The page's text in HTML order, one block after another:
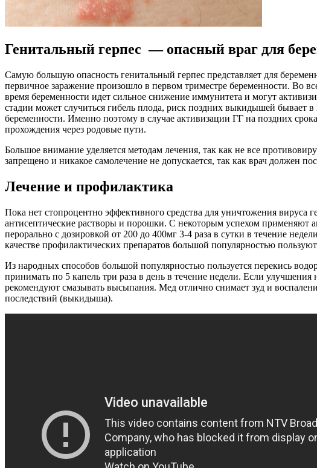
Генитальный герпес — опасный враг для
Самую большую опасность генитальный герпес представляет для
первичное заражение произошло в первом триместре беременности. Во
время беременности идет сильное снижение иммунитета и могут
стадии может случиться гибель плода, риск поздних выкидышей бывает в
беременности. Именно поэтому в случае активизации ГГ на поздних
прохождения через родовые пути.
Большое внимание уделяется методам лечения, так как не все
запрещено и никакое самолечение не допускается, так как врач должен
Лечение и профилактика
Пока нет стопроцентно эффективного средства для уничтожения
антисептические растворы и порошки. С некоторым успехом применяют
перорально с дозировкой от 200 до 400мг 3-4 раза в сутки в течение
качестве профилактических препаратов большой популярностью
Из народных способов большой популярностью пользуется перекись
принимать по 5 капель три раза в день в течение недели. Если
рекомендуют смазывать высыпания. Мед отлично снимает зуд и
последствий (выкидыша).